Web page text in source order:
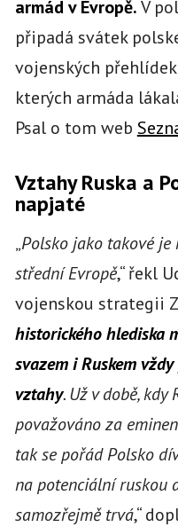
armád v Evropě.V
připadá svátek
vojenských
kterých armáda
Psal o tom web
Vztahy Ruska a
napjaté
„Polsko jako takové je
střední Evropě,“ řekl
vojenskou strategii
historického hlediska
svazem i Ruskem
vztahy. Už v době, kdy
považováno za
tak se pořád Polsko
na potenciální ruskou
samozřejmě trvá,“